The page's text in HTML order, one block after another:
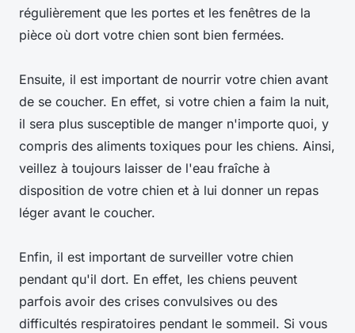
régulièrement que les portes et les fenêtres de la
pièce où dort votre chien sont bien fermées.
Ensuite, il est important de nourrir votre chien avant
de se coucher. En effet, si votre chien a faim la nuit,
il sera plus susceptible de manger n'importe quoi, y
compris des aliments toxiques pour les chiens. Ainsi,
veillez à toujours laisser de l'eau fraîche à
disposition de votre chien et à lui donner un repas
léger avant le coucher.
Enfin, il est important de surveiller votre chien
pendant qu'il dort. En effet, les chiens peuvent
parfois avoir des crises convulsives ou des
difficultés respiratoires pendant le sommeil. Si vous